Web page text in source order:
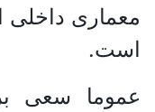
معماری داخلی
است.
عموما سعی